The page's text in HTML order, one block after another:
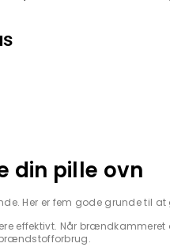
din pille ovn
Her er fem gode grunde til at
effektivt. Når